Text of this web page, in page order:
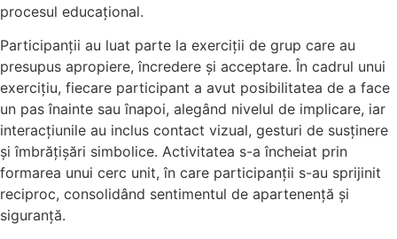
procesul educațional.
Participanții au luat parte la exerciții de grup care au
presupus apropiere, încredere și acceptare. În cadrul unui
exercițiu, fiecare participant a avut posibilitatea de a face
un pas înainte sau înapoi, alegând nivelul de implicare, iar
interacțiunile au inclus contact vizual, gesturi de susținere
și îmbrățișări simbolice. Activitatea s-a încheiat prin
formarea unui cerc unit, în care participanții s-au sprijinit
reciproc, consolidând sentimentul de apartenență și
siguranță.